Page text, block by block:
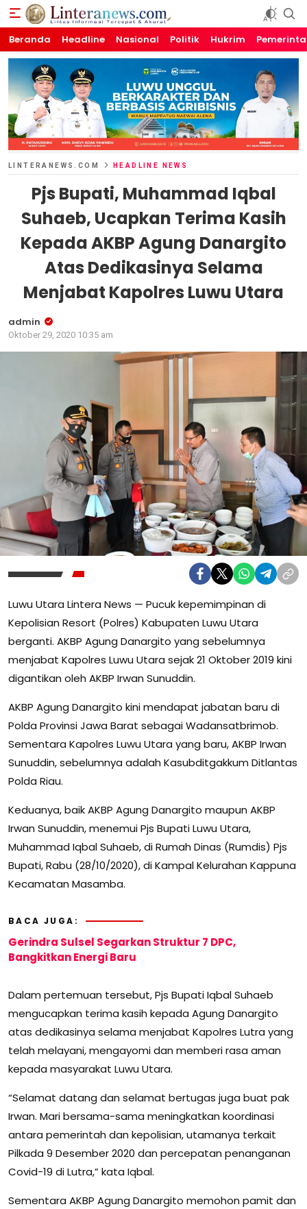
Linteranews.com
Lintas Informasi Tercepat dan Akurat
Beranda Headline Nasional Politik Hukrim
LINTERANEWS.COM HEADLINE NEWS
Pjs Bupati, Muhammad Iqbal
Suhaeb, Ucapkan Terima Kasih
Kepada AKBP Agung Danargito
Atas Dedikasinya Selama
Menjabat Kapolres Luwu Utara
admin
Oktober 29, 2020 10:35 am
Luwu Utara Lintera News — Pucuk kepemimpinan di
Kepolisian Resort (Polres) Kabupaten Luwu Utara
berganti. AKBP Agung Danargito yang sebelumnya
menjabat Kapolres Luwu Utara sejak 21 Oktober 2019 kini
digantikan oleh AKBP Irwan Sunuddin.
AKBP Agung Danargito kini mendapat jabatan baru di
Polda Provinsi Jawa Barat sebagai Wadansatbrimob.
Sementara Kapolres Luwu Utara yang baru, AKBP Irwan
Sunuddin, sebelumnya adalah Kasubditgakkum Ditlantas
Polda Riau.
Keduanya, baik AKBP Agung Danargito maupun AKBP
Irwan Sunuddin, menemui Pjs Bupati Luwu Utara,
Muhammad Iqbal Suhaeb, di Rumah Dinas (Rumdis) Pjs
Bupati, Rabu (28/10/2020), di Kampal Kelurahan Kappuna
Kecamatan Masamba.
BACA JUGA:
Gerindra Sulsel Segarkan Struktur 7 DPC,
Bangkitkan Energi Baru
Dalam pertemuan tersebut, Pjs Bupati Iqbal Suhaeb
mengucapkan terima kasih kepada Agung Danargito
atas dedikasinya selama menjabat Kapolres Lutra yang
telah melayani, mengayomi dan memberi rasa aman
kepada masyarakat Luwu Utara.
“Selamat datang dan selamat bertugas juga buat pak
Irwan. Mari bersama-sama meningkatkan koordinasi
antara pemerintah dan kepolisian, utamanya terkait
Pilkada 9 Desember 2020 dan percepatan penanganan
Covid-19 di Lutra,” kata Iqbal.
Sementara AKBP Agung Danargito memohon pamit dan